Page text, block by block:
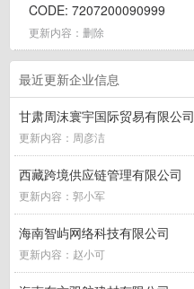
CODE: 7207200090999
更新内容：删除
最近更新企业信息
甘肃周沫寰宇国际贸易有限公司
更新内容：周彦洁
西藏跨境供应链管理有限公司
更新内容：郭小军
海南智屿网络科技有限公司
更新内容：赵小可